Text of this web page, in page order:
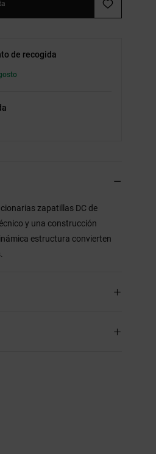
de recogida
zapatillas DC de
y una construcción
estructura convierten